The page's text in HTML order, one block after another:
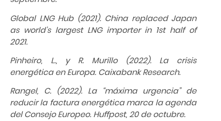
Global LNG Hub (2021). China replaced Japan
as world’s largest LNG importer in 1st half of
2021.
Pinheiro, L., y R. Murillo (2022). La crisis
energética en Europa. Caixabank Research.
Rangel, C. (2022). La “máxima urgencia” de
reducir la factura energética marca la agenda
del Consejo Europeo. Huffpost, 20 de octubre.